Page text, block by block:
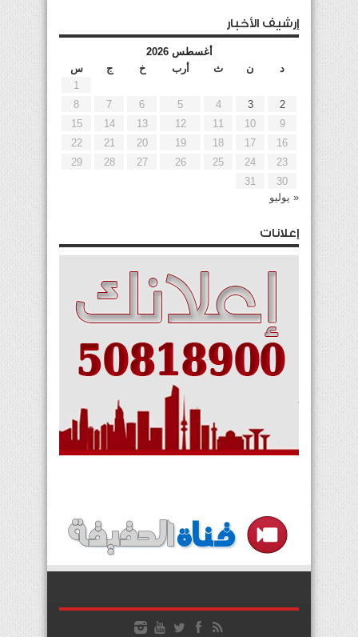
إرشيف الأخبار
أغسطس 2026
د
ن ث أرب خ ج
س
1
2
3
4
5
6
7
8
9
10
11
12
13
14
15
16
17
18
19
20
21
22
23
24
25
26
27
28
29
30
31
« يوليو
إعلانات